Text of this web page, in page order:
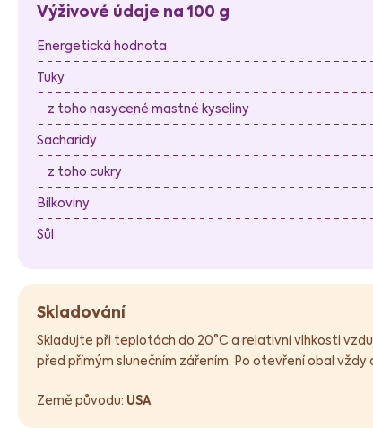
Výživové údaje na 100 g
Energetická hodnota
Tuky
z toho nasycené mastné kyseliny
Sacharidy
z toho cukry
Bílkoviny
Sůl
Skladování
Skladujte při teplotách do 20°C a relativní vlhkosti
před přímým slunečním zářením. Po otevření obal
Země původu: USA